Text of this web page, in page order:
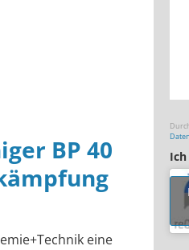
BP 40
eine